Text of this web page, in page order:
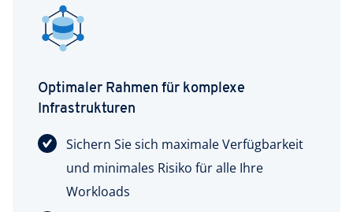
Optimaler Rahmen für komplexe
Infrastrukturen
Sichern Sie sich maximale Verfügbarkeit
und minimales Risiko für alle Ihre
Workloads